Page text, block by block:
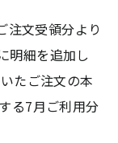
注文受領分より
明細を追加し
たご注文の本
る7月ご利用分